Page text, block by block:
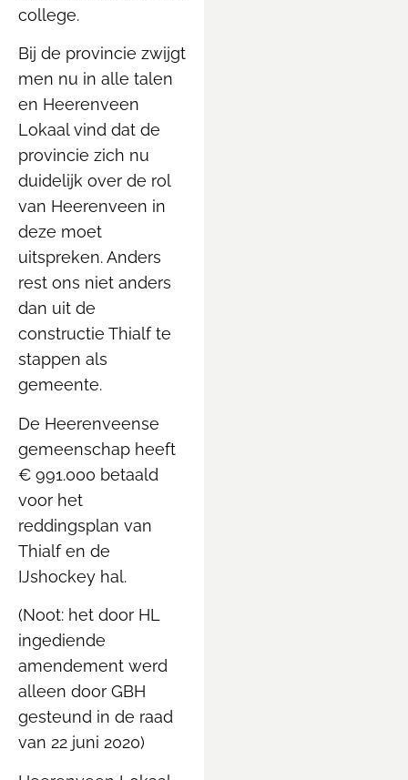
college.
Bij de provincie zwijgt
men nu in alle talen
en Heerenveen
Lokaal vind dat de
provincie zich nu
duidelijk over de rol
van Heerenveen in
deze moet
uitspreken. Anders
rest ons niet anders
dan uit de
constructie Thialf te
stappen als
gemeente.
De Heerenveense
gemeenschap heeft
€ 991.000 betaald
voor het
reddingsplan van
Thialf en de
IJshockey hal.
(Noot: het door HL
ingediende
amendement werd
alleen door GBH
gesteund in de raad
van 22 juni 2020)